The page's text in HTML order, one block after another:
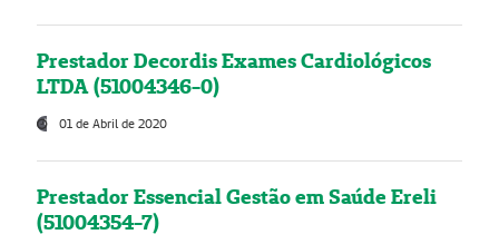
Prestador Decordis Exames Cardiológicos
LTDA (51004346-0)
01 de Abril de 2020
Prestador Essencial Gestão em Saúde Ereli
(51004354-7)